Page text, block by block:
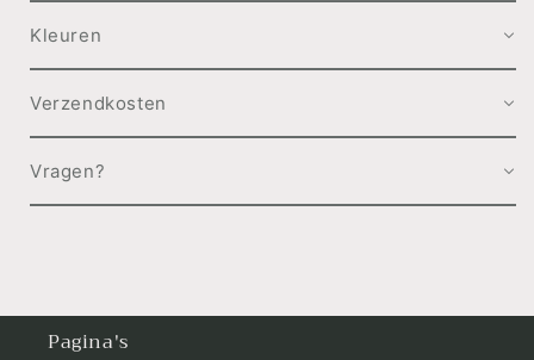
Kleuren
Verzendkosten
Vragen?
Pagina's